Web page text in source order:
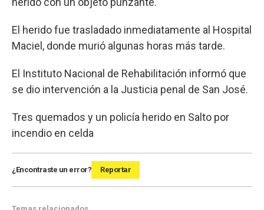
El herido fue trasladado inmediatamente al Hospital
Maciel, donde murió algunas horas más tarde.
El Instituto Nacional de Rehabilitación informó que
se dio intervención a la Justicia penal de San José.
Tres quemados y un policía herido en Salto por
incendio en celda
¿Encontraste un error? Reportar